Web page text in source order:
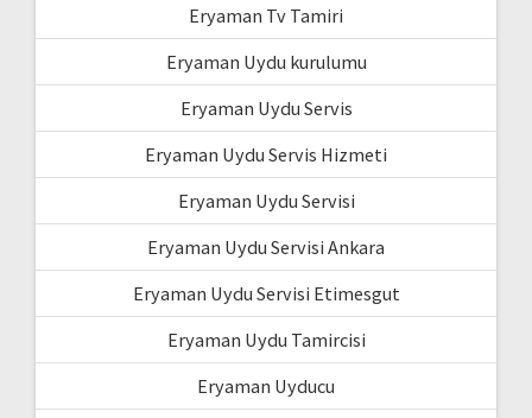
Eryaman Tv Tamiri
Eryaman Uydu kurulumu
Eryaman Uydu Servis
Eryaman Uydu Servis Hizmeti
Eryaman Uydu Servisi
Eryaman Uydu Servisi Ankara
Eryaman Uydu Servisi Etimesgut
Eryaman Uydu Tamircisi
Eryaman Uyducu